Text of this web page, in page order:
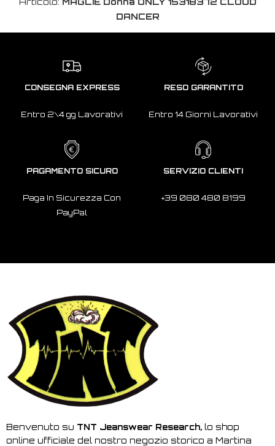
DANCER
CONSEGNA EXPRESS
Entro 2\4 gg Lavorativi
RESO GARANTITO
Entro 14 Giorni Lavorativi
PAGAMENTO SICURO
Paga In Sicurezza Con
PayPal
SERVIZIO CLIENTI
+39 080 480 8199
Benvenuto su TNT Jeanswear Research, lo shop
online ufficiale del nostro negozio storico a Martina